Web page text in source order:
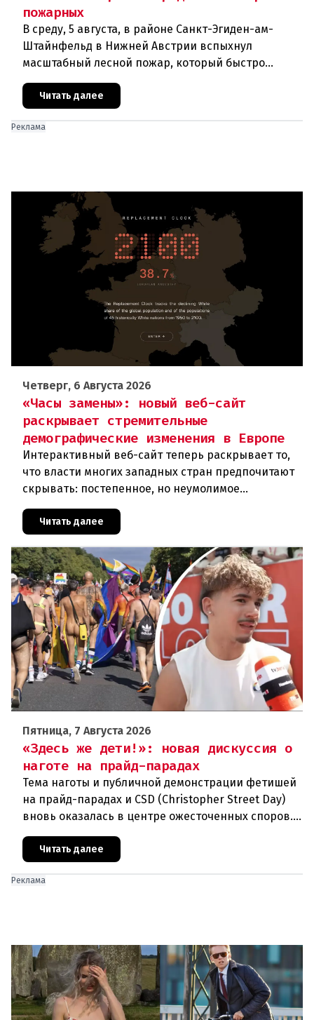
пожарных
В среду, 5 августа, в районе Санкт-Эгиден-ам-
Штайнфельд в Нижней Австрии вспыхнул
масштабный лесной пожар, который быстро
В ходе тушения пострадали шесте
Читать далее
Реклама
Четверг, 6 Августа 2026
«Часы замены»: новый веб-сайт
раскрывает стремительные
демографические изменения в Европе
Интерактивный веб-сайт теперь раскрывает то,
что власти многих западных стран предпочитают
скрывать: постепенное, но неумолимое
сокращение численности населения
европейского происхождения. «Часы замен
Читать далее
Пятница, 7 Августа 2026
«Здесь же дети!»: новая дискуссия о
наготе на прайд-парадах
Тема наготы и публичной демонстрации фетишей
на прайд-парадах и CSD (Christopher Street Day)
вновь оказалась в центре ожесточенных споров.
То, что для многих представителей ЛГБТК+
является выражением
Читать далее
Реклама